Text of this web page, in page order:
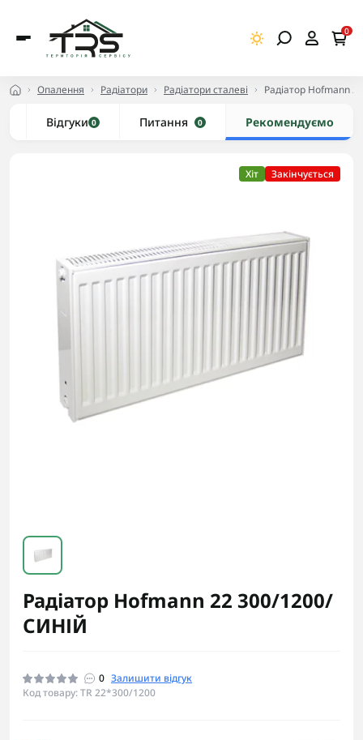
0
Опалення Радіатори Радіатори сталеві Радіатор Hofmann
Відгуки 0 Питання 0 Рекомендуємо
Хіт Закінчується
Радіатор Hofmann 22 300/1200/
СИНІЙ
0 Залишити відгук
Код товару: TR 22*300/1200